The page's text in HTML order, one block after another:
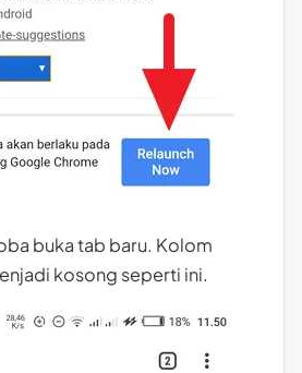
buka tab baru. Kolom
kosong seperti ini.